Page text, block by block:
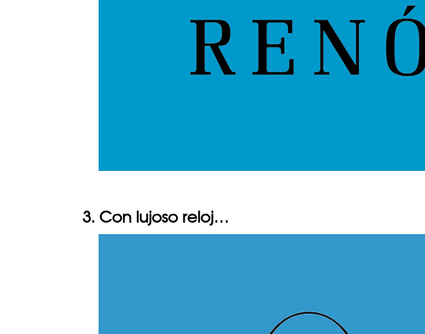
3. Con lujoso reloj…